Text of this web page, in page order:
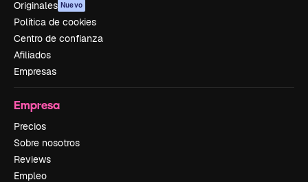
Originales Nuevo
Política de cookies
Centro de confianza
Afiliados
Empresas
Empresa
Precios
Sobre nosotros
Reviews
Empleo